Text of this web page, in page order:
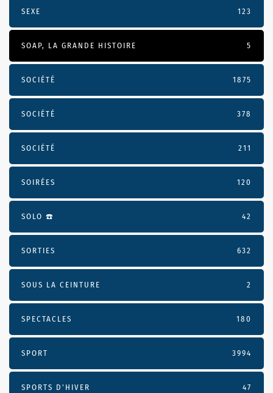
SEXE 123
SOAP, LA GRANDE HISTOIRE 5
SOCIÉTÉ 1875
SOCIÉTÉ 378
SOCIÉTÉ 211
SOIRÉES 120
SOLO ☎️ 42
SORTIES 632
SOUS LA CEINTURE 2
SPECTACLES 180
SPORT 3994
SPORTS D'HIVER 47